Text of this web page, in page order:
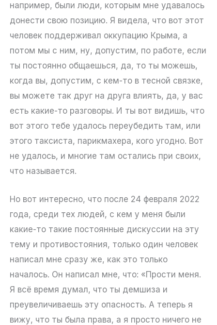
например, были люди, которым мне удавалось
донести свою позицию. Я видела, что вот этот
человек поддерживал оккупацию Крыма, а
потом мы с ним, ну, допустим, по работе, если
ты постоянно общаешься, да, то ты можешь,
когда вы, допустим, с кем-то в тесной связке,
вы можете так друг на друга влиять, да, у вас
есть какие-то разговоры. И ты вот видишь, что
вот этого тебе удалось переубедить там, или
этого таксиста, парикмахера, кого угодно. Вот
не удалось, и многие там остались при своих,
что называется.
Но вот интересно, что после 24 февраля 2022
года, среди тех людей, с кем у меня были
какие-то такие постоянные дискуссии на эту
тему и противостояния, только один человек
написал мне сразу же, как это только
началось. Он написал мне, что: «Прости меня.
Я всё время думал, что ты демшиза и
преувеличиваешь эту опасность. А теперь я
вижу, что ты была права, а я просто ничего не